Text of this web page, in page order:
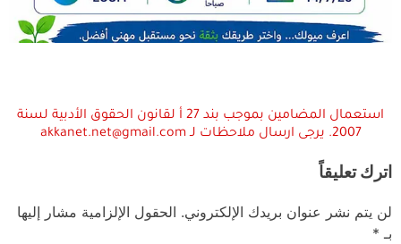
استعمال المضامين بموجب بند 27 أ لقانون الحقوق الأدبية لسنة
2007. يرجى ارسال ملاحظات لـ akkanet.net@gmail.com
اترك تعليقاً
لن يتم نشر عنوان بريدك الإلكتروني. الحقول الإلزامية مشار إليها
بـ *